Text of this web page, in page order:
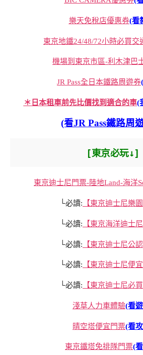
樂天免稅店優惠券(看
東京地鐵24/48/72小時必買交
機場到東京市區-利木津巴
JR Pass全日本鐵路周遊券
＊日本租車前先比價找到適合的車(
(看JR Pass鐵路周
[東京必玩↓]
東京迪士尼門票-陸地Land-海洋
└必讀: 【東京迪士尼樂園
└必讀: 【東京海洋迪士尼
└必讀: 【東京迪士尼公認
└必讀: 【東京迪士尼便宜
└必讀: 【東京迪士尼必買
淺草人力車體驗(看
晴空塔便宜門票(看
東京鐵塔免排隊門票(